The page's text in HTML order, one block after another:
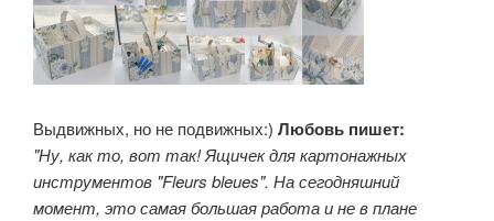
Выдвижных, но не подвижных:) Любовь пишет:
"Ну, как то, вот так! Ящичек для картонажных
инструментов "Fleurs bleues". На сегодняшний
момент, это самая большая работа и не в плане